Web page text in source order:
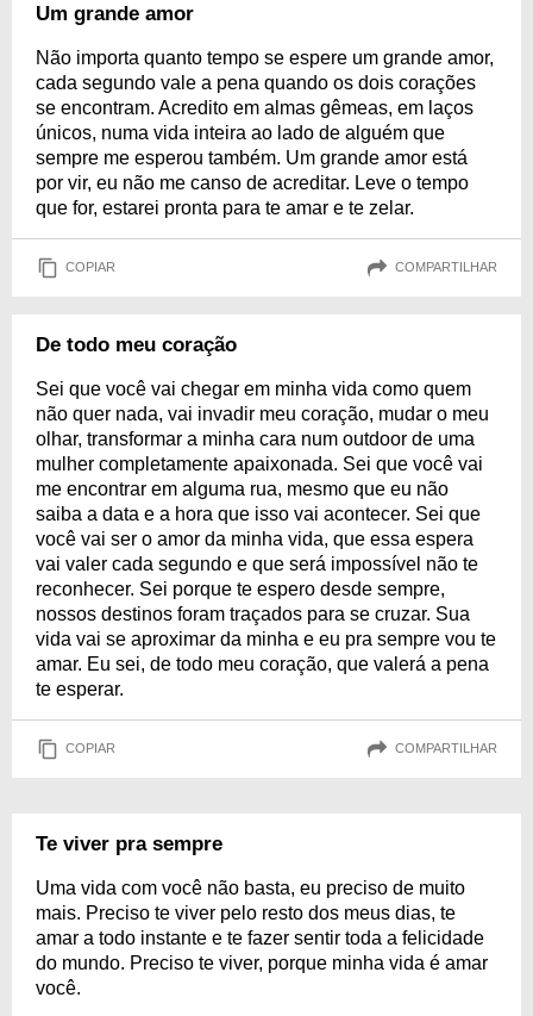
Um grande amor
Não importa quanto tempo se espere um grande amor,
cada segundo vale a pena quando os dois corações
se encontram. Acredito em almas gêmeas, em laços
únicos, numa vida inteira ao lado de alguém que
sempre me esperou também. Um grande amor está
por vir, eu não me canso de acreditar. Leve o tempo
que for, estarei pronta para te amar e te zelar.
COPIAR COMPARTILHAR
De todo meu coração
Sei que você vai chegar em minha vida como quem
não quer nada, vai invadir meu coração, mudar o meu
olhar, transformar a minha cara num outdoor de uma
mulher completamente apaixonada. Sei que você vai
me encontrar em alguma rua, mesmo que eu não
saiba a data e a hora que isso vai acontecer. Sei que
você vai ser o amor da minha vida, que essa espera
vai valer cada segundo e que será impossível não te
reconhecer. Sei porque te espero desde sempre,
nossos destinos foram traçados para se cruzar. Sua
vida vai se aproximar da minha e eu pra sempre vou te
amar. Eu sei, de todo meu coração, que valerá a pena
te esperar.
COPIAR COMPARTILHAR
Te viver pra sempre
Uma vida com você não basta, eu preciso de muito
mais. Preciso te viver pelo resto dos meus dias, te
amar a todo instante e te fazer sentir toda a felicidade
do mundo. Preciso te viver, porque minha vida é amar
você.